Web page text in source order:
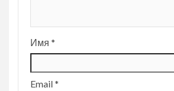
Имя *
Email*